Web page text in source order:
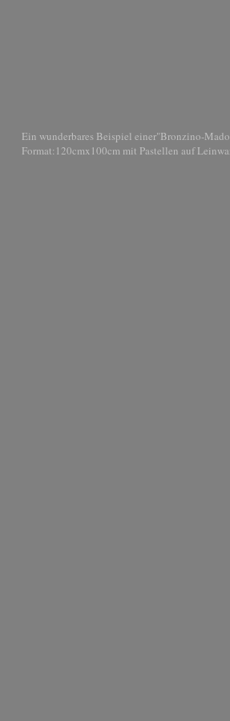
Ein wunderbares Beispiel einer"Bronzino-
Format:120cmx100cm mit Pastellen auf